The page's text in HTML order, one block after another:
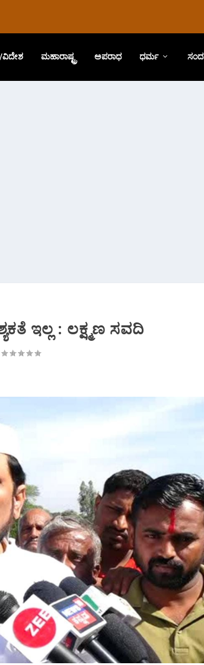
ವಿದೇಶ ಮಹಾರಾಷ್ಟ್ರ ಅಪರಾಧ ಧರ್ಮ
ಇಲ್ಲ : ಲಕ್ಷ್ಮಣ ಸವದಿ